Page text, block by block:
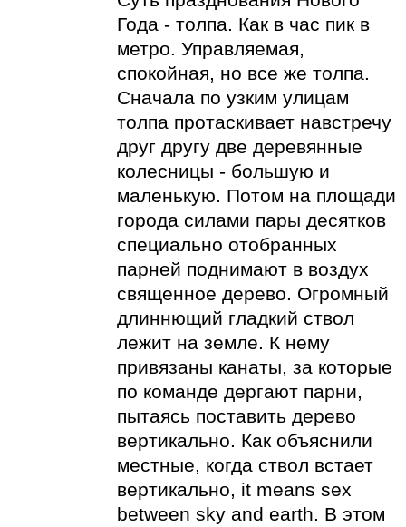
Года - толпа. Как в час пик в
метро. Управляемая,
спокойная, но все же толпа.
Сначала по узким улицам
толпа протаскивает навстречу
друг другу две деревянные
колесницы - большую и
маленькую. Потом на площади
города силами пары десятков
специально отобранных
парней поднимают в воздух
священное дерево. Огромный
длиннющий гладкий ствол
лежит на земле. К нему
привязаны канаты, за которые
по команде дергают парни,
пытаясь поставить дерево
вертикально. Как объяснили
местные, когда ствол встает
вертикально, it means sex
between sky and earth. В этом